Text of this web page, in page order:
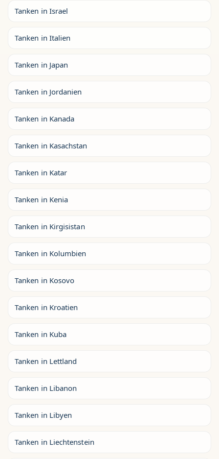
Tanken in Israel
Tanken in Italien
Tanken in Japan
Tanken in Jordanien
Tanken in Kanada
Tanken in Kasachstan
Tanken in Katar
Tanken in Kenia
Tanken in Kirgisistan
Tanken in Kolumbien
Tanken in Kosovo
Tanken in Kroatien
Tanken in Kuba
Tanken in Lettland
Tanken in Libanon
Tanken in Libyen
Tanken in Liechtenstein